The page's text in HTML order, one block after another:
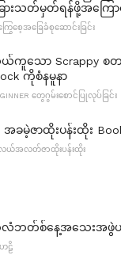
ြားသတ်မှတ်ရန်ဖို့အကြော
ေစေ့အခြေခံစုဆောင်းခြင်း
ကူသော Scrappy စတ
ကိုစံနမူနာ
တွေဂွမ်းစောင်ပြုလုပ်ခြင်း
အခမဲ့ဇာထိုးပန်းထိုး
ယ်အလတ်ဇာထိုးပန်းထိုး
ဘတ်စ်နေ့အသေးအဖွဲ
ဠိ